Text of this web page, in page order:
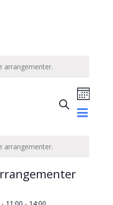
arrangementer.
Søk
Views
Måned
arrangementer.